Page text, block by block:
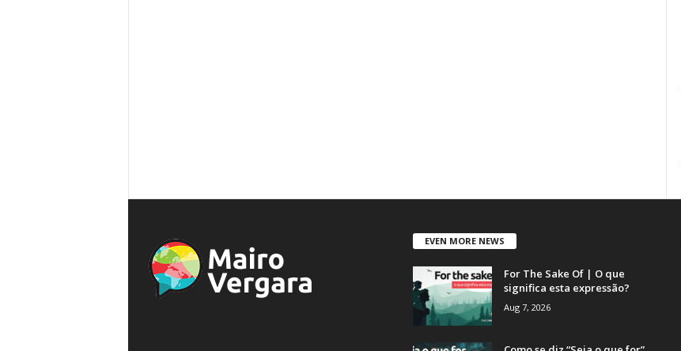
EVEN MORE NEWS
For The Sake Of | O que
significa esta expressão?
Aug 7, 2026